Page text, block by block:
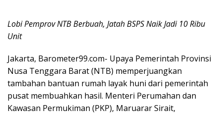
Lobi Pemprov NTB Berbuah, Jatah BSPS Naik Jadi 10 Ribu
Unit
Jakarta, Barometer99.com- Upaya Pemerintah Provinsi
Nusa Tenggara Barat (NTB) memperjuangkan
tambahan bantuan rumah layak huni dari pemerintah
pusat membuahkan hasil. Menteri Perumahan dan
Kawasan Permukiman (PKP), Maruarar Sirait,